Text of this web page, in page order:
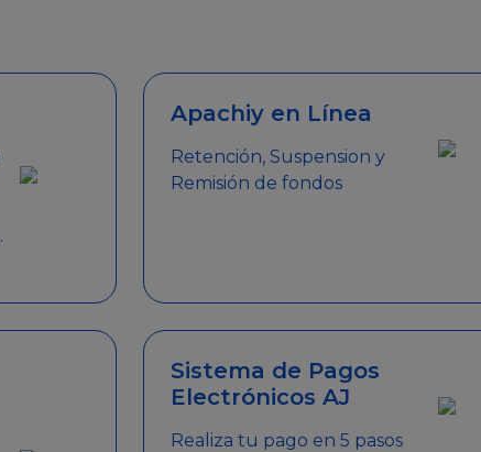
Apachiy en Línea
Retención, Suspension y
Remisión de fondos
Sistema de Pagos
Electrónicos AJ
Realiza tu pago en 5 pasos